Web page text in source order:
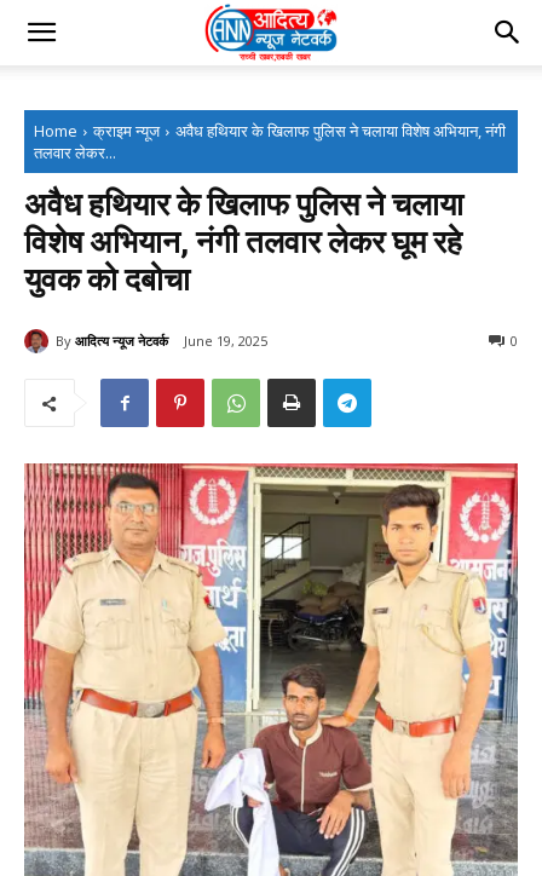
Home क्राइम न्यूज
अवैध हथियार के खिलाफ पुलिस ने चलाया विशेष अभियान, नंगी
तलवार लेकर...
अवैध हथियार के खिलाफ पुलिस ने चलाया
विशेष अभियान, नंगी तलवार लेकर घूम रहे
युवक को दबोचा
By आदित्य न्यूज नेटवर्क June 19, 2025 0